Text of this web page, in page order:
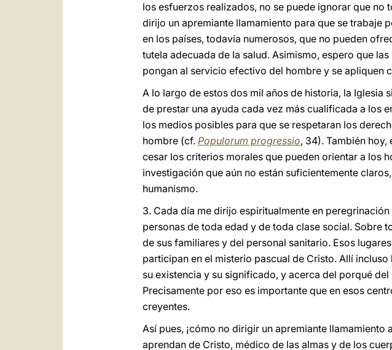
los esfuerzos realizados, no se puede ignorar que
dirijo un apremiante llamamiento para que se trabaje
en los países, todavía numerosos, que no pueden
tutela adecuada de la salud. Asimismo, espero que
pongan al servicio efectivo del hombre y se apliquen
A lo largo de estos dos mil años de historia, la
de prestar una ayuda cada vez más cualificada a los
los medios posibles para que se respetaran los
hombre (cf. Populorum progressio, 34). También
cesar los criterios morales que pueden orientar a los
investigación que aún no están suficientemente
humanismo.
3. Cada día me dirijo espiritualmente en
personas de toda edad y de toda clase social. Sobre
de sus familiares y del personal sanitario. Esos
participan en el misterio pascual de Cristo. Allí
su existencia y su significado, y acerca del porqué
Precisamente por eso es importante que en esos
creyentes.
Así pues, ¡cómo no dirigir un apremiante
aprendan de Cristo, médico de las almas y de los